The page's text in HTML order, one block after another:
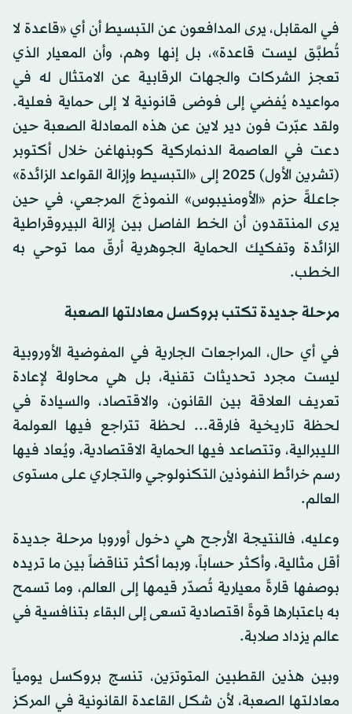
في المقابل، يرى المدافعون عن التبسيط أن أي «قاعدة لا
تُطبَّق ليست قاعدة»، بل إنها وهم، وأن المعيار الذي
تعجز الشركات والجهات الرقابية عن الامتثال له في
مواعيده يُفضي إلى فوضى قانونية لا إلى حماية فعلية.
ولقد عبّرت فون دير لاين عن هذه المعادلة الصعبة حين
دعت في العاصمة الدنماركية كوبنهاغن خلال أكتوبر
(تشرين الأول) 2025 إلى «التبسيط وإزالة القواعد الزائدة»
جاعلةً حزم «الأومنيبوس» النموذجَ المرجعي، في حين
يرى المنتقدون أن الخط الفاصل بين إزالة البيروقراطية
الزائدة وتفكيك الحماية الجوهرية أرقّ مما توحي به
الخطب.
مرحلة جديدة تكتب بروكسل معادلتها الصعبة
في أي حال، المراجعات الجارية في المفوضية الأوروبية
ليست مجرد تحديثات تقنية، بل هي محاولة لإعادة
تعريف العلاقة بين القانون، والاقتصاد، والسيادة في
لحظة تاريخية فارقة... لحظة تتراجع فيها العولمة
الليبرالية، وتتصاعد فيها الحماية الاقتصادية، ويُعاد فيها
رسم خرائط النفوذين التكنولوجي والتجاري على مستوى
العالم.
وعليه، فالنتيجة الأرجح هي دخول أوروبا مرحلة جديدة
أقل مثالية، وأكثر حساباً، وربما أكثر تناقضاً بين ما تريده
بوصفها قارةً معيارية تُصدّر قيمها إلى العالم، وما تسمح
به باعتبارها قوةً اقتصادية تسعى إلى البقاء بتنافسية في
عالم يزداد صلابة.
وبين هذين القطبين المتوترَين، تنسج بروكسل يومياً
معادلتها الصعبة، لأن شكل القاعدة القانونية في المركز